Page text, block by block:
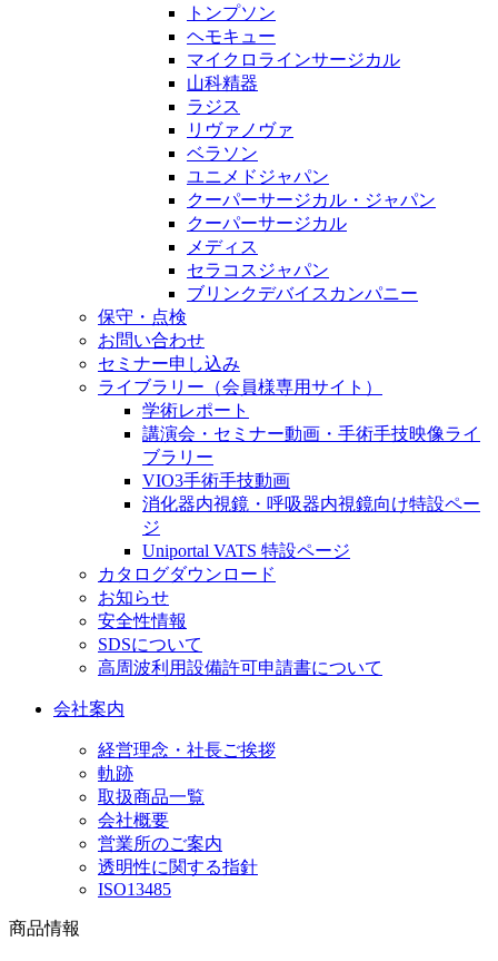
トンプソン
ヘモキュー
マイクロラインサージカル
山科精器
ラジス
リヴァノヴァ
ベラソン
ユニメドジャパン
クーパーサージカル・ジャパン
クーパーサージカル
メディス
セラコスジャパン
ブリンクデバイスカンパニー
保守・点検
お問い合わせ
セミナー申し込み
ライブラリー（会員様専用サイト）
学術レポート
講演会・セミナー動画・手術手技映像ライ
ブラリー
VIO3手術手技動画
消化器内視鏡・呼吸器内視鏡向け特設ペー
ジ
Uniportal VATS 特設ページ
カタログダウンロード
お知らせ
安全性情報
SDSについて
高周波利用設備許可申請書について
会社案内
経営理念・社長ご挨拶
軌跡
取扱商品一覧
会社概要
営業所のご案内
透明性に関する指針
ISO13485
商品情報